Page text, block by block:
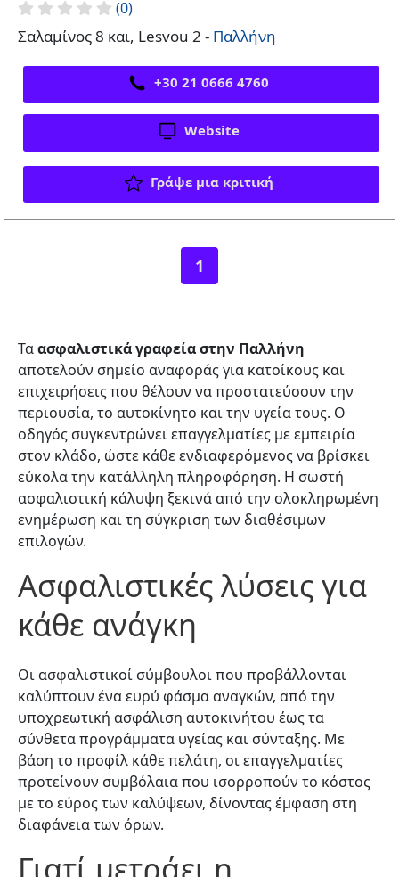
(0)
Σαλαμίνος 8 και, Lesvou 2 - Παλλήνη
+30 21 0666 4760
Website
Γράψε μια κριτική
1
Ταασφαλιστικά γραφεία στην Παλλήνη
αποτελούν σημείο αναφοράς για κατοίκους και
επιχειρήσεις που θέλουν να προστατεύσουν την
περιουσία, το αυτοκίνητο και την υγεία τους. Ο
οδηγός συγκεντρώνει επαγγελματίες με εμπειρία
στον κλάδο, ώστε κάθε ενδιαφερόμενος να βρίσκει
εύκολα την κατάλληλη πληροφόρηση. Η σωστή
ασφαλιστική κάλυψη ξεκινά από την ολοκληρωμένη
ενημέρωση και τη σύγκριση των διαθέσιμων
επιλογών.
Ασφαλιστικές λύσεις για
κάθε ανάγκη
Οι ασφαλιστικοί σύμβουλοι που προβάλλονται
καλύπτουν ένα ευρύ φάσμα αναγκών, από την
υποχρεωτική ασφάλιση αυτοκινήτου έως τα
σύνθετα προγράμματα υγείας και σύνταξης. Με
βάση το προφίλ κάθε πελάτη, οι επαγγελματίες
προτείνουν συμβόλαια που ισορροπούν το κόστος
με το εύρος των καλύψεων, δίνοντας έμφαση στη
διαφάνεια των όρων.
Γιατί μετράει η